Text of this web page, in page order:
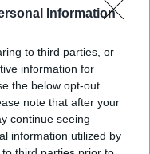
Information
to third parties, or
information for
the below opt-out
note that after your
continue seeing
information utilized by